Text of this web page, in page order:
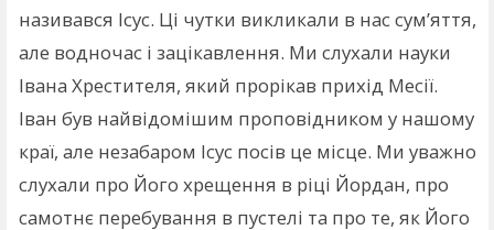
називався Ісус. Ці чутки викликали в нас сум’яття,
але водночас і зацікавлення. Ми слухали науки
Івана Хрестителя, який прорікав прихід Месії.
Іван був найвідомішим проповідником у нашому
краї, але незабаром Ісус посів це місце. Ми уважно
слухали про Його хрещення в ріці Йордан, про
самотнє перебування в пустелі та про те, як Його